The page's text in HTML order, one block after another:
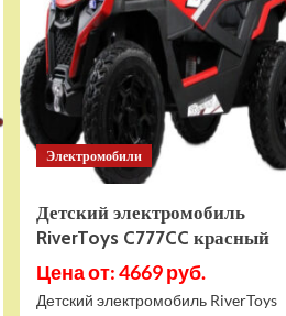
Lamborghini
Revuelto
(42214)
Электромобили
Детский электромобиль
RiverToys C777CC красный
Цена от: 4669 руб.
Детский электромобиль RiverToys